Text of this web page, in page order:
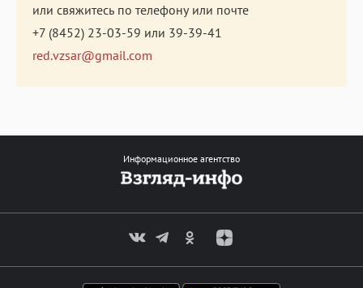
или свяжитесь по телефону или почте
+7 (8452) 23-03-59 или 39-39-41
red.vzsar@gmail.com
Информационное агентство